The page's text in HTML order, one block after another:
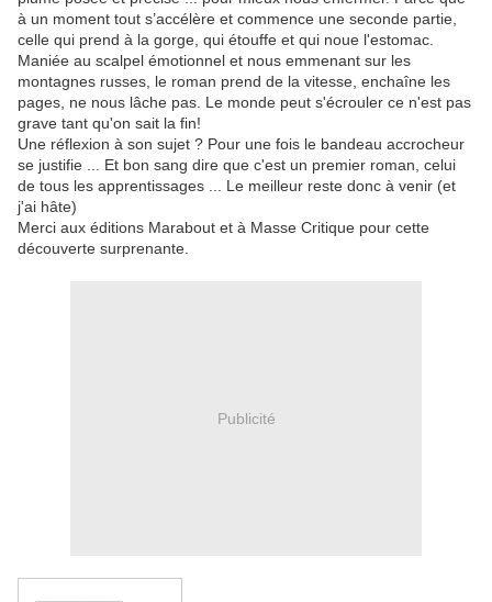
à un moment tout s’accélère et commence une seconde partie,
celle qui prend à la gorge, qui étouffe et qui noue l'estomac.
Maniée au scalpel émotionnel et nous emmenant sur les
montagnes russes, le roman prend de la vitesse, enchaîne les
pages, ne nous lâche pas. Le monde peut s'écrouler ce n'est pas
grave tant qu'on sait la fin!
Une réflexion à son sujet ? Pour une fois le bandeau accrocheur
se justifie ... Et bon sang dire que c'est un premier roman, celui
de tous les apprentissages ... Le meilleur reste donc à venir (et
j'ai hâte)
Merci aux éditions Marabout et à Masse Critique pour cette
découverte surprenante.
Publicité